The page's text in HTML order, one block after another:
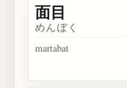
面目
めんぼく
martabat